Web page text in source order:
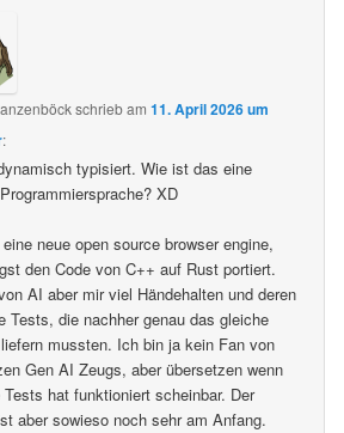
schriebam11. April 2026 um
:
typisiert. Wie ist das eine
XD
neue open source browser engine,
den Code von C++ auf Rust portiert.
AI aber mir viel Händehalten und deren
Tests, die nachher genau das gleiche
mussten. Ich bin ja kein Fan von
Gen AI Zeugs, aber übersetzen wenn
Tests hat funktioniert scheinbar. Der
aber sowieso noch sehr am Anfang.